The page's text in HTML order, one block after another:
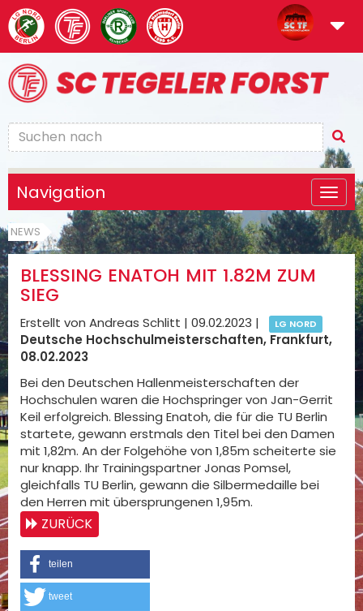
Navigation
NEWS
BLESSING ENATOH MIT 1.82M ZUM
SIEG
Erstellt von Andreas Schlitt | 09.02.2023 | LG NORD
Deutsche Hochschulmeisterschaften, Frankfurt,
08.02.2023
Bei den Deutschen Hallenmeisterschaften der
Hochschulen waren die Hochspringer von Jan-Gerrit
Keil erfolgreich. Blessing Enatoh, die für die TU Berlin
startete, gewann erstmals den Titel bei den Damen
mit 1,82m. An der Folgehöhe von 1,85m scheiterte sie
nur knapp. Ihr Trainingspartner Jonas Pomsel,
gleichfalls TU Berlin, gewann die Silbermedaille bei
den Herren mit übersprungenen 1,95m.
ZURÜCK
teilen
tweet